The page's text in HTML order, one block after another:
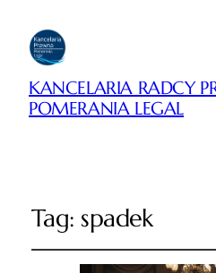
KANCELARIA RADCY
POMERANIA LEGAL
Tag: spadek